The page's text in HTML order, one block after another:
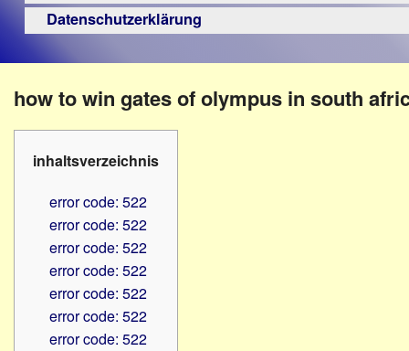
Schule
–
Beruf
Hilfsmittel
-
PC
Berufsbildungswerke
Hörbüchereien
Reha-
Lehrer
Verbände
Datenschutzerklärung
how to win gates of olympus in south
inhaltsverzeichnis
error code: 522
error code: 522
error code: 522
error code: 522
error code: 522
error code: 522
error code: 522